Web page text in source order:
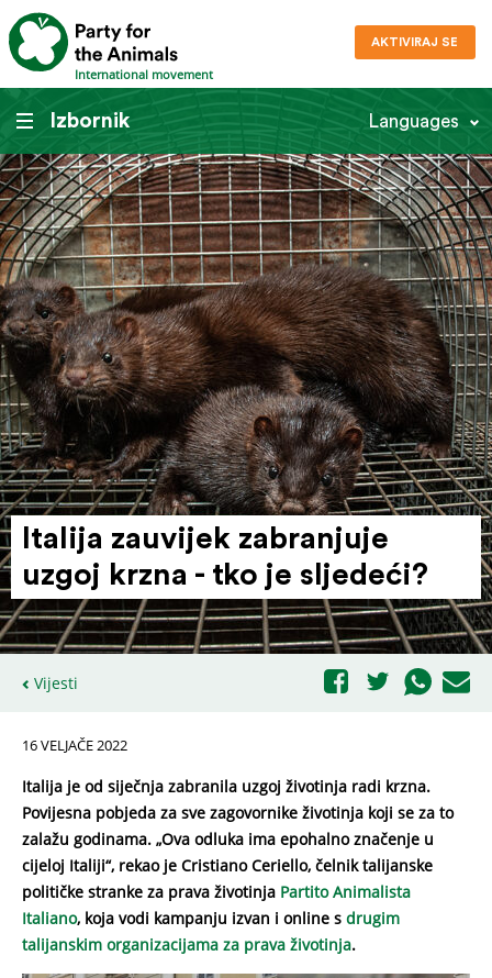
International movement
AKTIVIRAJ SE
Izbornik Languages
Italija zauvijek zabranjuje
uzgoj krzna - tko je sljedeći?
Vijesti
16 VELJAČE 2022
Italija je od siječnja zabranila uzgoj životinja radi krzna.
Povijesna pobjeda za sve zagovornike životinja koji se za to
zalažu godinama. „Ova odluka ima epohalno značenje u
cijeloj Italiji“, rekao je Cristiano Ceriello, čelnik talijanske
političke stranke za prava životinja Partito Animalista
Italiano, koja vodi kampanju izvan i online s drugim
talijanskim organizacijama za prava životinja.